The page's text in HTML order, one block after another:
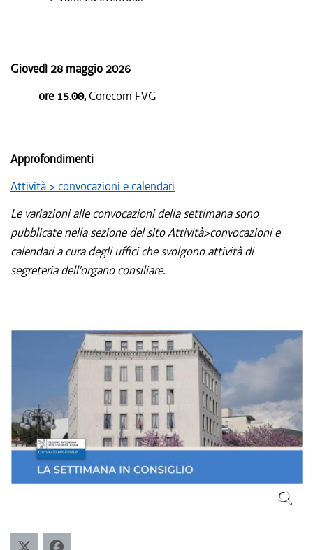
Giovedì 28 maggio 2026
ore 15.00, Corecom FVG
Approfondimenti
Attività > convocazioni e calendari
Le variazioni alle convocazioni della settimana sono
pubblicate nella sezione del sito Attività>convocazioni e
calendari a cura degli uffici che svolgono attività di
segreteria dell'organo consiliare.